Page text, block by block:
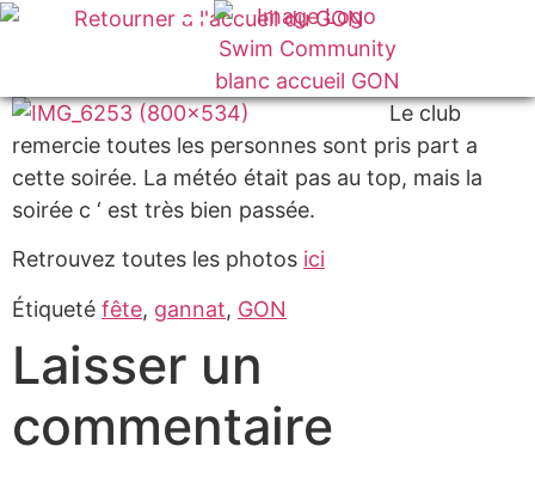
Le club
remercie toutes les personnes sont pris part a
cette soirée. La météo était pas au top, mais la
soirée c ‘ est très bien passée.
Retrouvez toutes les photos ici
Étiqueté fête, gannat, GON
Laisser un
commentaire